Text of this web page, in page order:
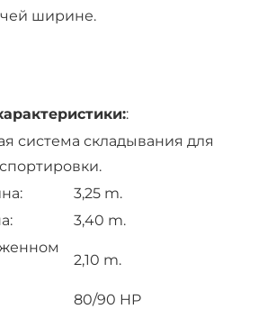
ширине.
:
система складывания для
3,25 m.
3,40 m.
2,10 m.
80/90 HP